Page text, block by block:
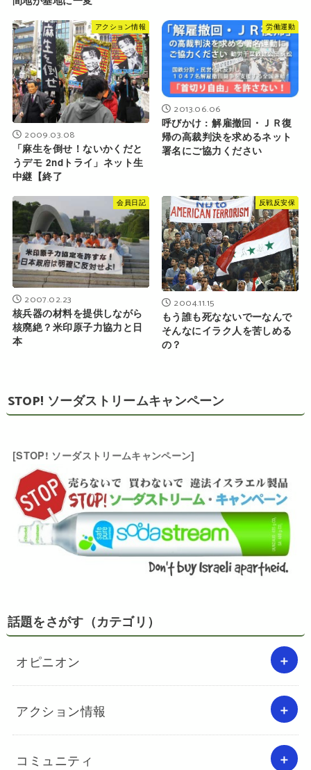
アクション情報
2009.03.08
「麻生を倒せ！ないかくだと
うデモ 2ndトライ」ネット生
中継【終了
労働運動
2013.06.06
呼びかけ : 解雇撤回・ＪＲ復
帰の高裁判決を求めるネット
署名にご協力ください
会員日記
2007.02.23
核兵器の材料を提供しながら
核廃絶？米印原子力協力と日
本
反戦反安保
2004.11.15
もう誰も死なないでーなんで
そんなにイラク人を苦しめる
の？
STOP! ソーダストリームキャンペーン
[STOP! ソーダストリームキャンペーン]
話題をさがす（カテゴリ）
オピニオン
アクション情報
コミュニティ